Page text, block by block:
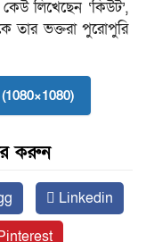
লিখেছেন ‘কিউট’,
তার ভক্তরা পুরোপুরি
করুন
Linkedin